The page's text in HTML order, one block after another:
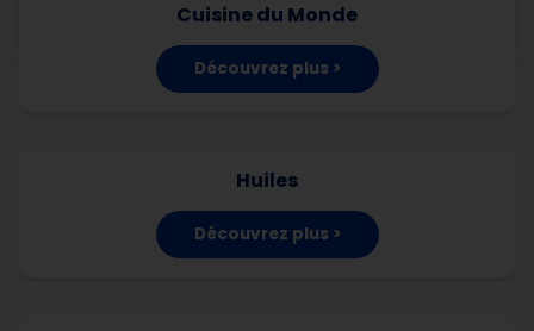
Cuisine du Monde
Découvrez plus >
Huiles
Découvrez plus >